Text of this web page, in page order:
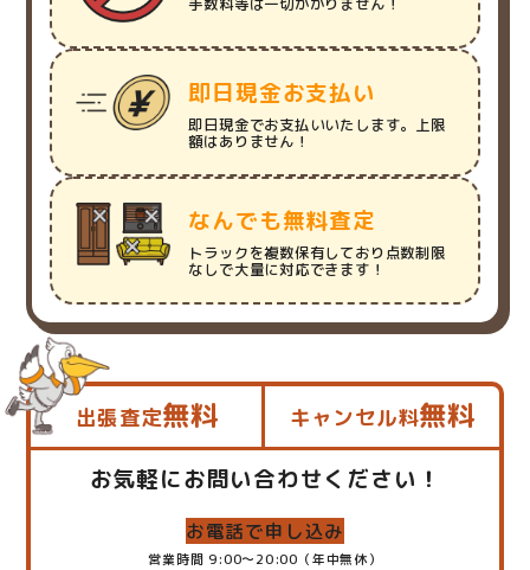
手数料等は一切かかりません！
即日現金お支払い
即日現金でお支払いいたします。上限
額はありません！
なんでも無料査定
トラックを複数保有しており点数制限
なしで大量に対応できます！
出張査定無料 キャンセル料無料
お気軽にお問い合わせください！
お電話で申し込み
営業時間 9:00～20:00（年中無休）